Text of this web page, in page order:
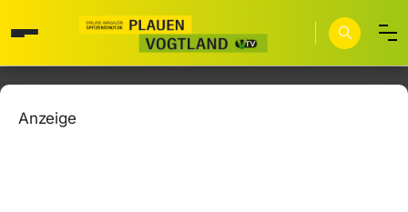
Anzeige